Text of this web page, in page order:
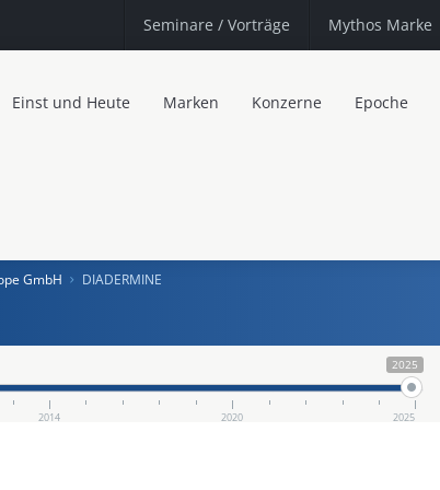
Seminare / Vorträge Mythos Marke
Einst und Heute Marken Konzerne Epoche
GmbH DIADERMINE
2025
2014 2020 2025